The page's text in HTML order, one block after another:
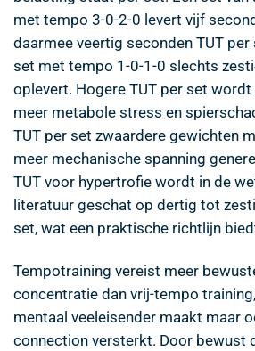
met tempo 3-0-2-0 levert vijf
daarmee veertig seconden TUT
set met tempo 1-0-1-0 slechts
oplevert. Hogere TUT per set
meer metabole stress en
TUT per set zwaardere gewichten
meer mechanische spanning
TUT voor hypertrofie wordt in de
literatuur geschat op dertig tot
set, wat een praktische richtlijn
Tempotraining vereist meer
concentratie dan vrij-tempo
mentaal veeleisender maakt maar
connection versterkt. Door bewust